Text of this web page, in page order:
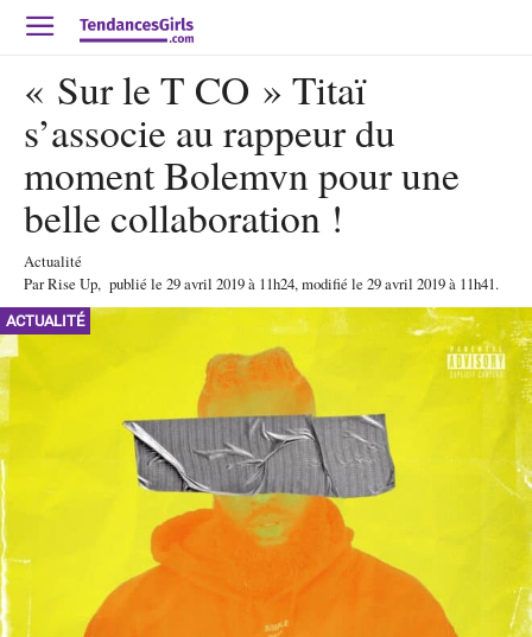
« Sur le T CO » Titaï
s’associe au rappeur du
moment Bolemvn pour une
belle collaboration !
Actualité
ParRise Up, publié le 29 avril 2019à 11h24, modifié le 29 avril 2019 à 11h41.
ACTUALITÉ